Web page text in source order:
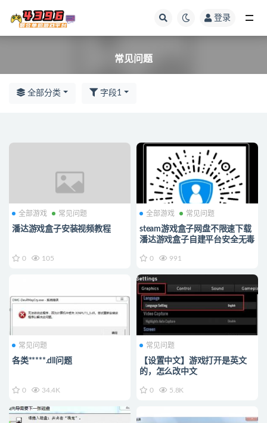
登录
常见问题
全部分类 字段1
全部游戏 常见问题
潘达游戏盒子安装视频教程
0 105
全部游戏 常见问题
steam游戏盒子网盘不限速下载
潘达游戏盒子自建平台安全无毒
0 991
常见问题
各类*****.dll问题
0 34.4K
常见问题
【设置中文】游戏打开是英文
的，怎么改中文
0 5.8K